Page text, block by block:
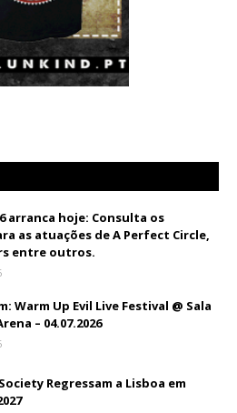
arranca hoje: Consulta os
as atuações de A Perfect Circle,
entre outros.
Warm Up Evil Live Festival @ Sala
– 04.07.2026
Regressam a Lisboa em